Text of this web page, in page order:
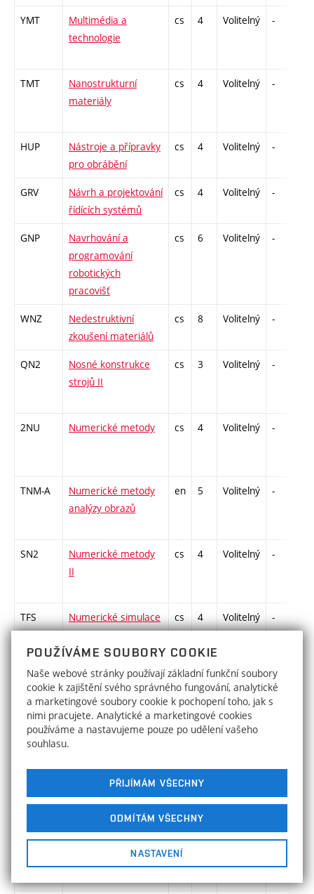
YMT
Multimédia a
technologie
cs 4 Volitelný -
TMT
Nanostrukturní
materiály
cs 4 Volitelný -
HUP
Nástroje a přípravky
pro obrábění
cs 4 Volitelný -
GRV
Návrh a projektování
řídících systémů
cs 4 Volitelný -
GNP
Navrhování a
programování
robotických
pracovišť
cs 6 Volitelný -
WNZ
Nedestruktivní
zkoušení materiálů
cs 8 Volitelný -
QN2
Nosné konstrukce
strojů II
cs 3 Volitelný -
2NU Numerické metody cs 4 Volitelný -
TNM-A
Numerické metody
analýzy obrazů
en 5 Volitelný -
SN2
Numerické metody
II
cs 4 Volitelný -
TFS
Numerické simulace
ve fyzice
cs 4 Volitelný -
SOA Obecná algebra cs 5 Volitelný -
(Elektřina a
magnetismus)
Obecná fyzika IV
(Moderní fyzika)
cs 6
POUŽÍVÁME SOUBORY COOKIE
Naše webové stránky používají základní funkční soubory
cookie k zajištění svého správného fungování, analytické
a marketingové soubory cookie k pochopení toho, jak s
nimi pracujete. Analytické a marketingové cookies
používáme a nastavujeme pouze po udělení vašeho
souhlasu.
PŘIJÍMÁM VŠECHNY
ODMÍTÁM VŠECHNY
NASTAVENÍ